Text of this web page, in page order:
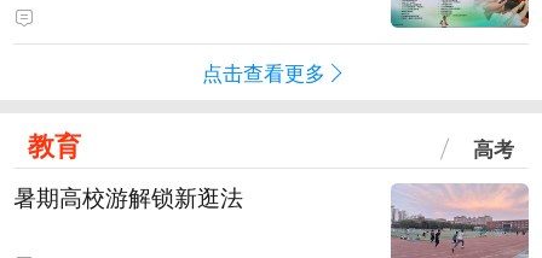
点击查看更多
教育 高考
暑期高校游解锁新逛法